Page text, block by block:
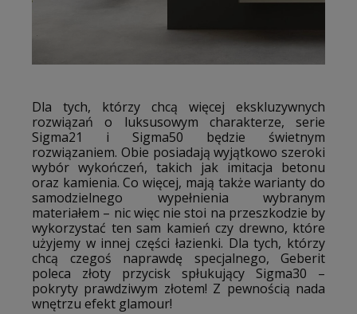
Dla tych, którzy chcą więcej ekskluzywnych
rozwiązań o luksusowym charakterze, serie
Sigma21 i Sigma50 będzie świetnym
rozwiązaniem. Obie posiadają wyjątkowo szeroki
wybór wykończeń, takich jak imitacja betonu
oraz kamienia. Co więcej, mają także warianty do
samodzielnego wypełnienia wybranym
materiałem – nic więc nie stoi na przeszkodzie by
wykorzystać ten sam kamień czy drewno, które
użyjemy w innej części łazienki. Dla tych, którzy
chcą czegoś naprawdę specjalnego, Geberit
poleca złoty przycisk spłukujący Sigma30 –
pokryty prawdziwym złotem! Z pewnością nada
wnętrzu efekt glamour!